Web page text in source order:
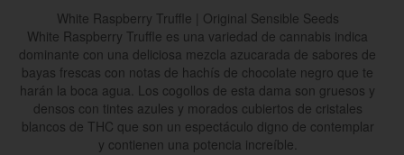
White Raspberry Truffle | Original Sensible Seeds
White Raspberry Truffle es una variedad de cannabis indica
dominante con una deliciosa mezcla azucarada de sabores de
bayas frescas con notas de hachís de chocolate negro que te
harán la boca agua. Los cogollos de esta dama son gruesos y
densos con tintes azules y morados cubiertos de cristales
blancos de THC que son un espectáculo digno de contemplar
y contienen una potencia increíble.